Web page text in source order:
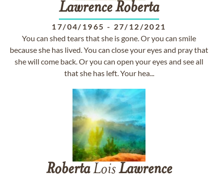
LawrenceRoberta
17/04/1965 - 27/12/2021
You can shed tears that she is gone. Or you can smile
because she has lived. You can close your eyes and pray that
she will come back. Or you can open your eyes and see all
that she has left. Your hea...
RobertaLoisLawrence